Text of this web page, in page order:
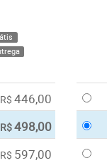
R$ 446,00
R$498,00
R$ 597,00